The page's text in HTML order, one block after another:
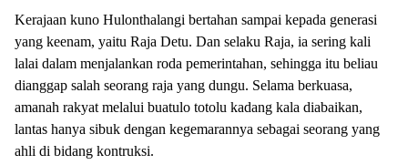
Kerajaan kuno Hulonthalangi bertahan sampai kepada generasi
yang keenam, yaitu Raja Detu. Dan selaku Raja, ia sering kali
lalai dalam menjalankan roda pemerintahan, sehingga itu beliau
dianggap salah seorang raja yang dungu. Selama berkuasa,
amanah rakyat melalui buatulo totolu kadang kala diabaikan,
lantas hanya sibuk dengan kegemarannya sebagai seorang yang
ahli di bidang kontruksi.